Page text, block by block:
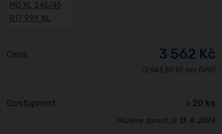
Cena 3 562 Kč
(2 943,80 Kč bez DPH)
Dostupnost > 20 ks
Můžeme doručit již 13. 8. 2026